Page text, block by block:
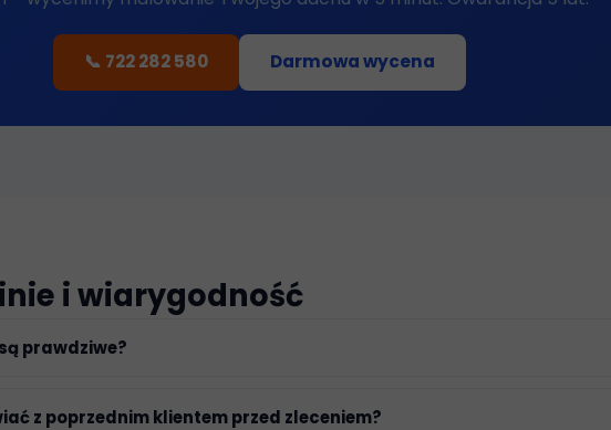
📞 722 282 580 Darmowa wycena
i wiarygodność
prawdziwe?
z poprzednim klientem przed zleceniem?